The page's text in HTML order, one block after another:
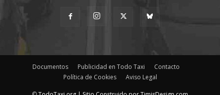
Documentos Publicidad en Todo Taxi
Contacto
Política de Cookies
Aviso Legal